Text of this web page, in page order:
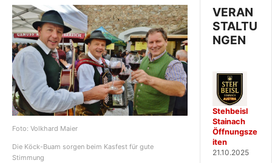
Foto: Volkhard Maier
Die Köck-Buam sorgen beim Kasfest für gute
Stimmung
VERAN
STALTU
NGEN
Stehbeisl
Stainach
Öffnungsze
iten
21.10.2025